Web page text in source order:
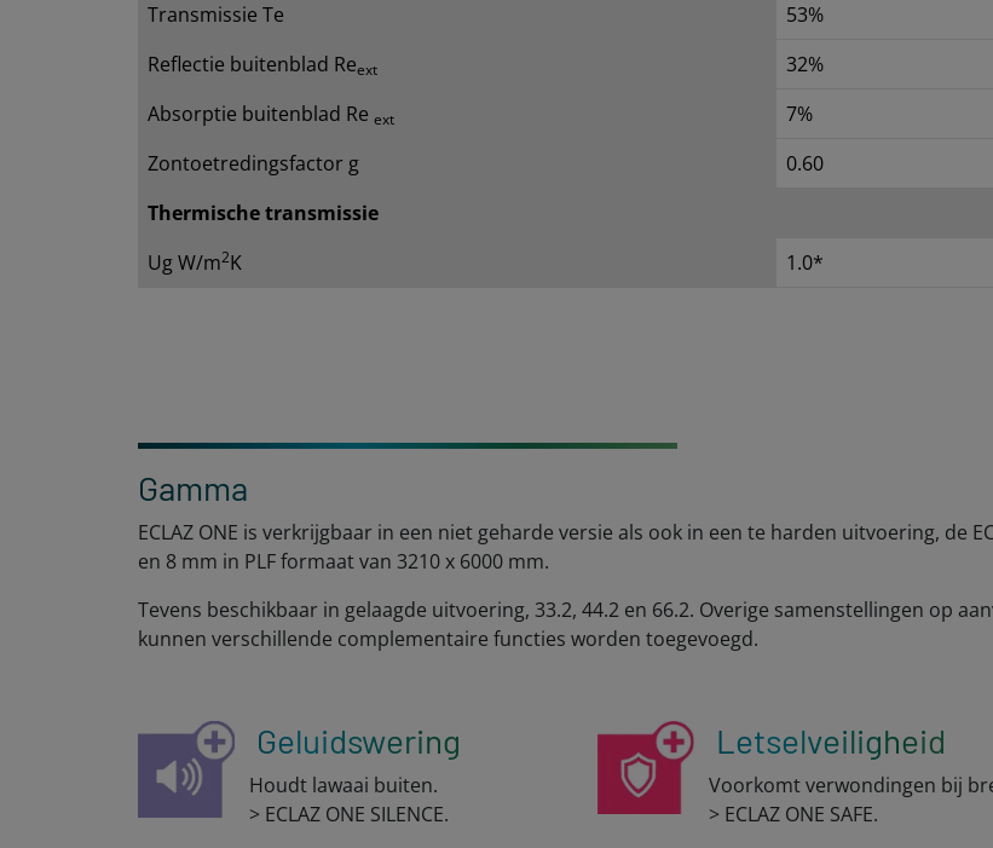
Transmissie Te
53%
Reflectie buitenblad Reext
32%
Absorptie buitenblad Re ext
7%
Zontoetredingsfactor g
0.60
Thermische transmissie
Ug W/m2K 1.0*
Gamma
ECLAZ ONE is verkrijgbaar in een niet geharde versie als ook in een te harden uitvoering, de
en 8 mm in PLF formaat van 3210 x 6000 mm.
Tevens beschikbaar in gelaagde uitvoering, 33.2, 44.2 en 66.2. Overige samenstellingen op
kunnen verschillende complementaire functies worden toegevoegd.
Geluidswering
Houdt lawaai buiten.
> ECLAZ ONE SILENCE.
Letselveiligheid
Voorkomt verwondingen bij
> ECLAZ ONE SAFE.